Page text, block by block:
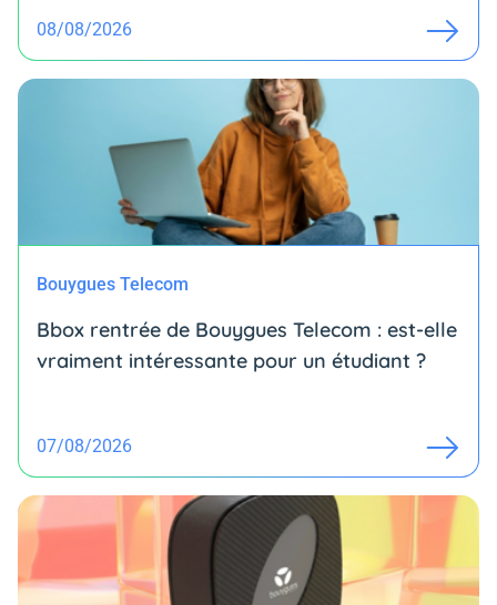
08/08/2026
Bouygues Telecom
Bbox rentrée de Bouygues Telecom : est-elle
vraiment intéressante pour un étudiant ?
07/08/2026